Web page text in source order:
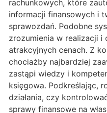
rachunkowych, które
informacji finansowych i
sprawozdań. Podobne
zrozumienia w realizacji i
atrakcyjnych cenach. Z
chociażby najbardziej
zastąpi wiedzy i
księgowa. Podkreślając,
działania, czy
sprawy finansowe na